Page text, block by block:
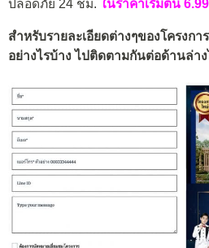
ปลอดภัย 24 ชม. ในราคาเริ่มต้น
สำหรับรายละเอียดต่างๆของโครงก
อย่างไรบ้าง ไปติดตามกันต่อด้านล่าง